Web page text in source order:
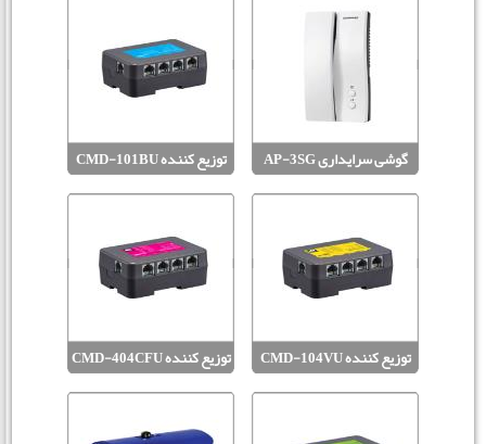
گوشی سرایداری AP-3SG
MODUM
توزیع کننده CMD-101BU
MODUM
توزیع کننده CMD-104VU
توزیع کننده CMD-404CFU
MODUM